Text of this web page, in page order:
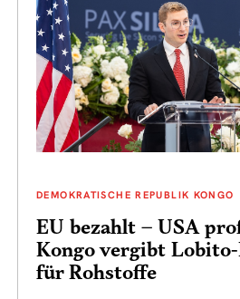
DEMOKRATISCHE REPUBLIK KONGO
EU bezahlt – USA
Kongo vergibt
für Rohstoffe